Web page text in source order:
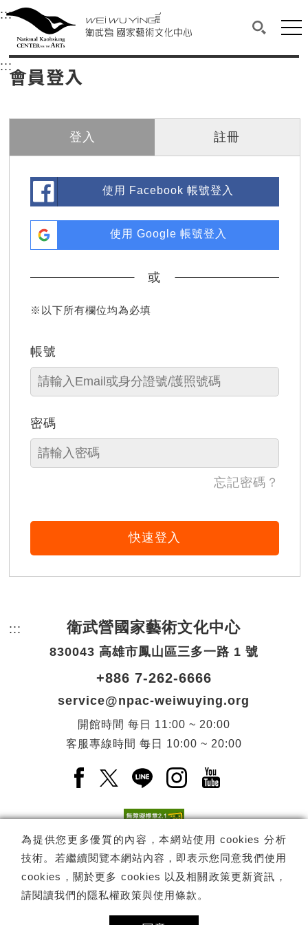
衛武營國家藝術文化中心
中央內容區塊，為本頁主要內容區。
:::選單連結區塊，此區塊列有本網站主要連結。
衛武營國家藝術文化中心
搜尋(開
網
::: 中央內容區塊，為本頁主要內容區。
會員登入
登入 註冊
使用 Facebook 帳號登入
使用 Google 帳號登入
或
※以下所有欄位均為必填
帳號
密碼
忘記密碼？
快速登入
為提供您更多優質的內容，本網站使用 cookies 分析
技術。若繼續閱覽本網站內容，即表示您同意我們使用
cookies，關於更多 cookies 以及相關政策更新資訊，
請閱讀我們的隱私權政策與使用條款 。
::: 頁尾網站資訊。
衛武營國家藝術文化中心
830043 高雄市鳳山區三多一路 1 號
+886 7-262-6666
service@npac-weiwuying.org
開館時間 每日
11:00 ~ 20:00
客服專線時間 每日 10:00 ~ 20:00
Facebook(另開新視窗)
X(另開新視窗)
LINE(另開新視窗)
Instagram(另開新視
YouTube(另開
電子報訂閱 訂閱
Copyright © 國家表演藝術中心 -衛武營國家藝術文化中心